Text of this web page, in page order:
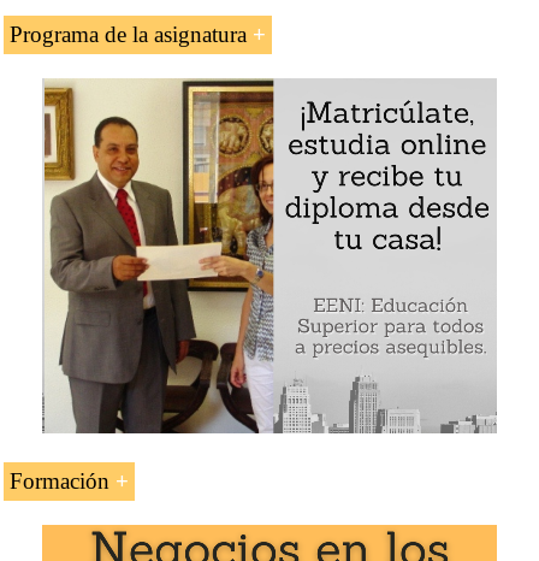
Programa de la asignatura
Introducción al tratado de libre comercio
Corea del Sur
Ventajas del acuerdo comercial
Acceso a mercados
Certificado de origen del acuerdo
Comercio exterior Perú-Corea del Sur
Flujos de inversión
Oportunidades comerciales para el sector
agroalimentario y textil peruano
Formación
La asignatura «Tratado de libre comercio Perú-Corea